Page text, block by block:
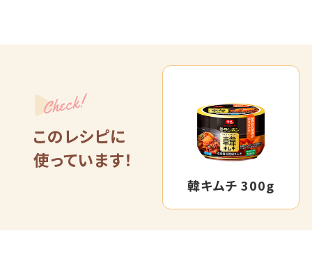
Check!
このレシピに
使っています！
韓キムチ 300g